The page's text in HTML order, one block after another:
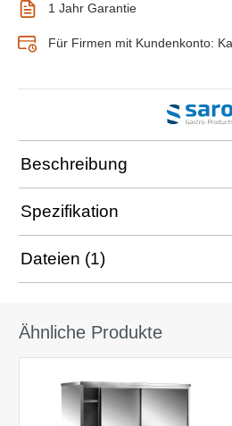
1 Jahr Garantie
Für Firmen mit Kundenkonto:
Beschreibung
Spezifikation
Dateien (1)
Ähnliche Produkte